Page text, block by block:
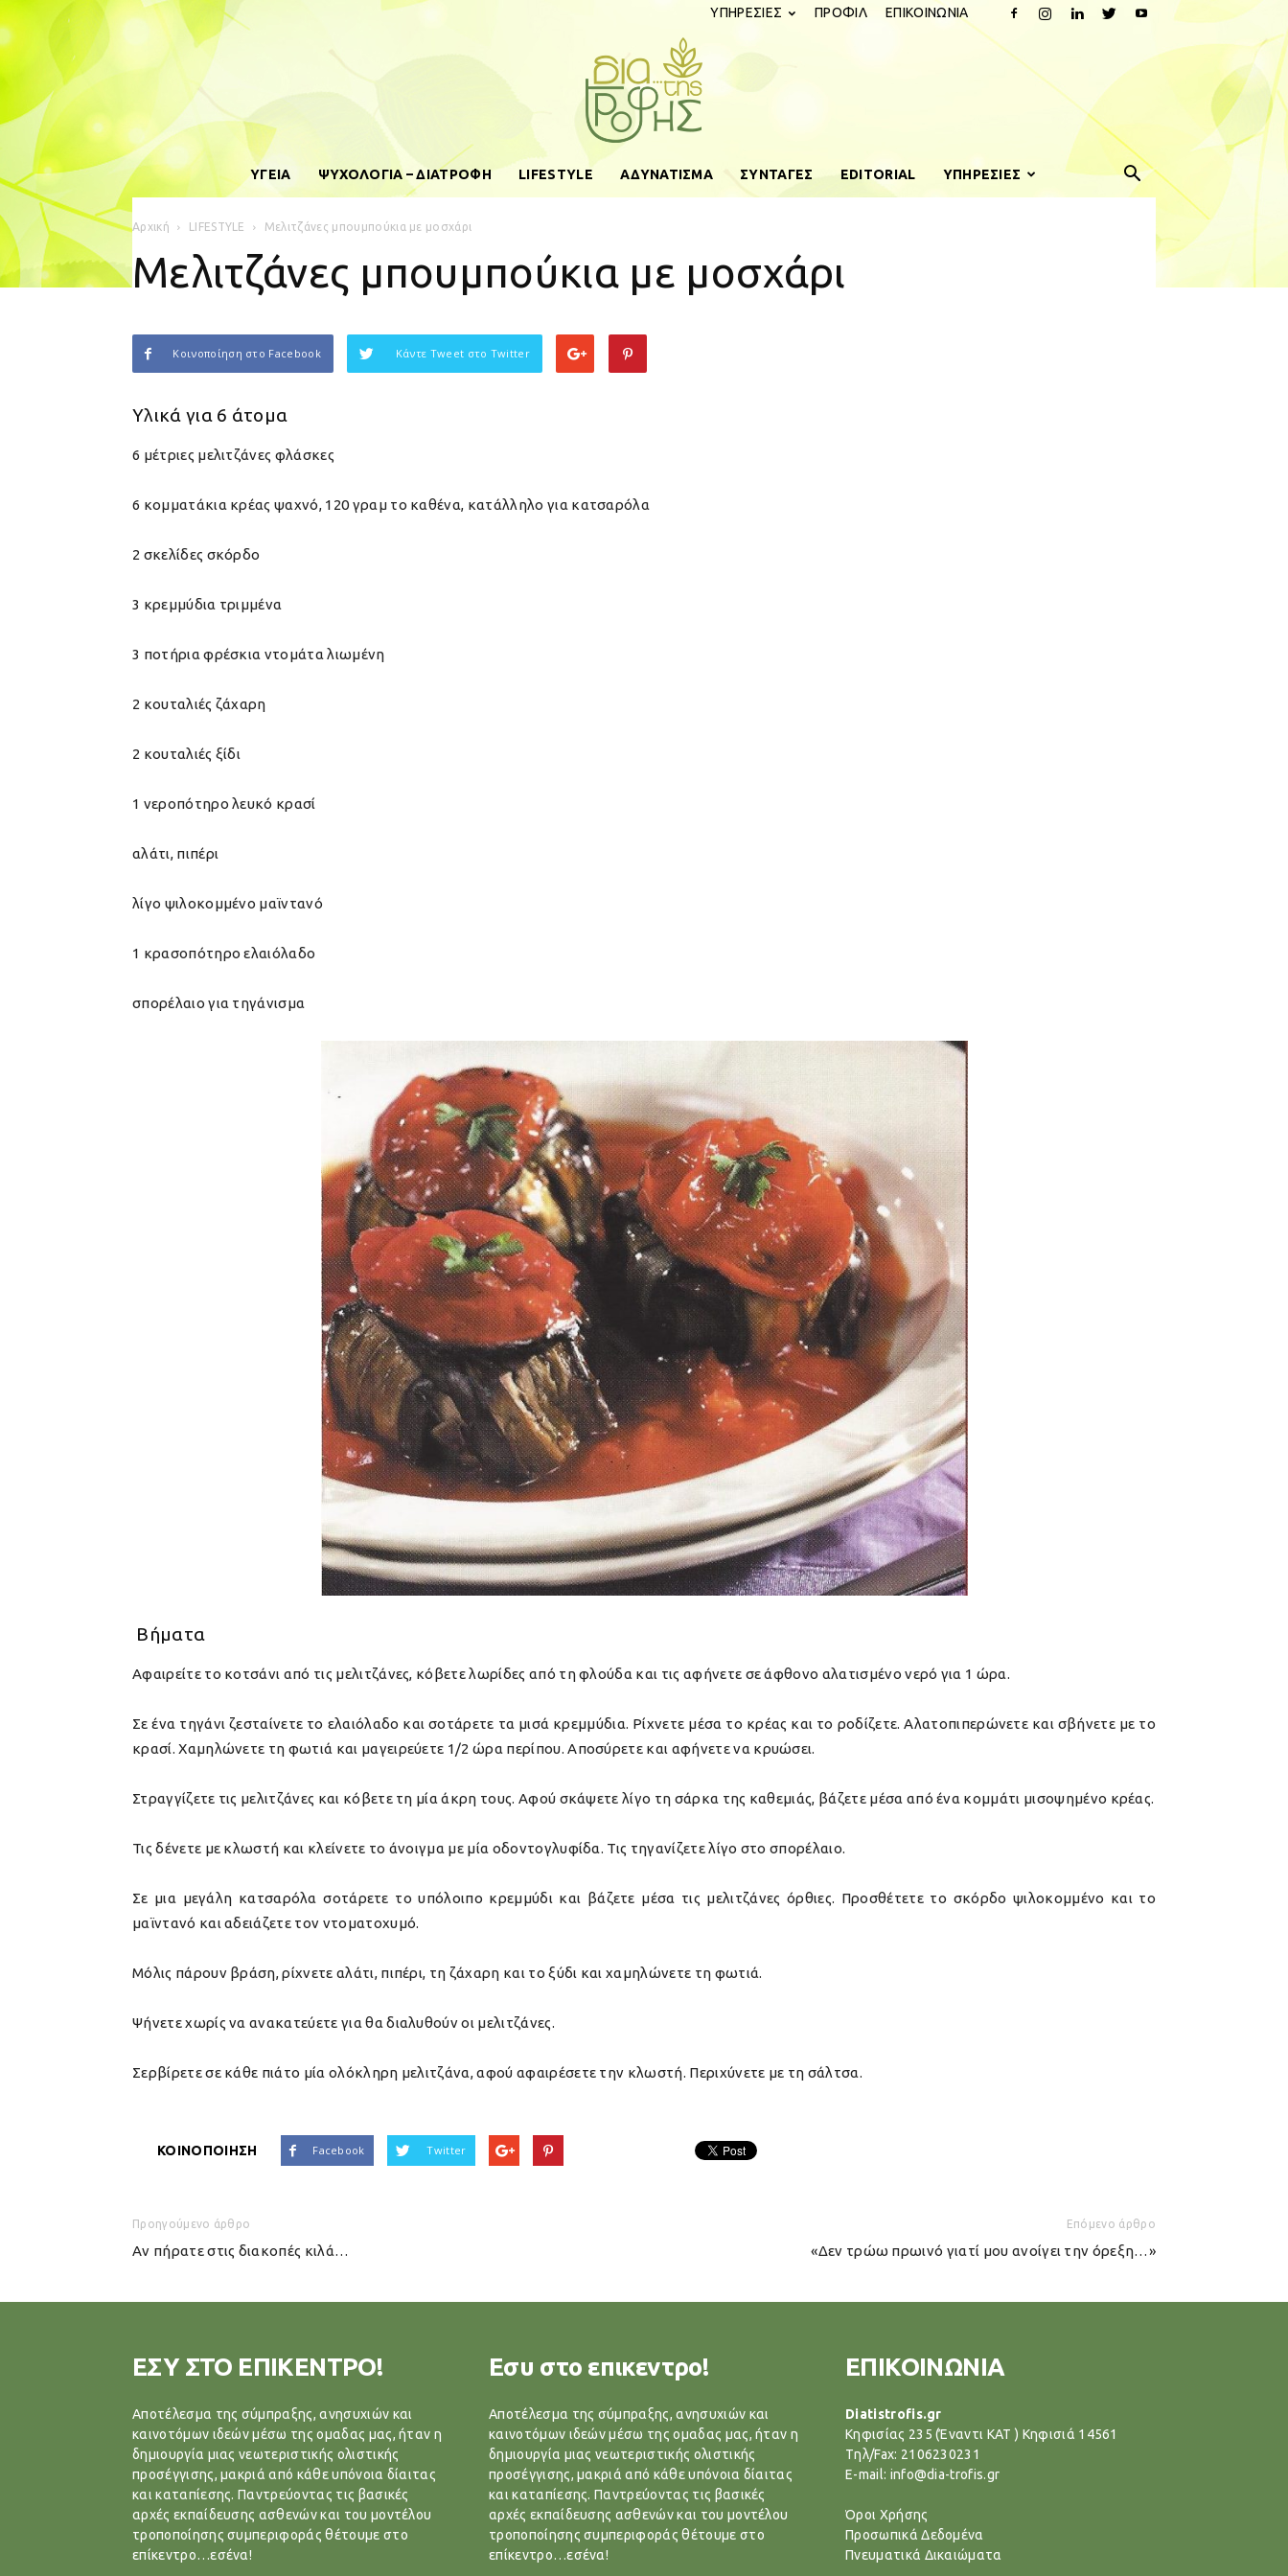
ΥΠΗΡΕΣΙΕΣ ΠΡΟΦΙΛ ΕΠΙΚΟΙΝΩΝΙΑ
ΥΓΕΙΑ ΨΥΧΟΛΟΓΙΑ – ΔΙΑΤΡΟΦΗ LIFESTYLE ΑΔΥΝΑΤΙΣΜΑ ΣΥΝΤΑΓΕΣ EDITORIAL ΥΠΗΡΕΣΙΕΣ
Αρχική LIFESTYLE Μελιτζάνες μπουμπούκια με μοσχάρι
Μελιτζάνες μπουμπούκια με μοσχάρι
Κοινοποίηση στο Facebook Κάντε Tweet στο Twitter
Υλικά για 6 άτομα
6 μέτριες μελιτζάνες φλάσκες
6 κομματάκια κρέας ψαχνό, 120 γραμ το καθένα, κατάλληλο για κατσαρόλα
2 σκελίδες σκόρδο
3 κρεμμύδια τριμμένα
3 ποτήρια φρέσκια ντομάτα λιωμένη
2 κουταλιές ζάχαρη
2 κουταλιές ξίδι
1 νεροπότηρο λευκό κρασί
αλάτι, πιπέρι
λίγο ψιλοκομμένο μαϊντανό
1 κρασοπότηρο ελαιόλαδο
σπορέλαιο για τηγάνισμα
Βήματα
Αφαιρείτε το κοτσάνι από τις μελιτζάνες, κόβετε λωρίδες από τη φλούδα και τις αφήνετε σε άφθονο αλατισμένο νερό για 1 ώρα.
Σε ένα τηγάνι ζεσταίνετε το ελαιόλαδο και σοτάρετε τα μισά κρεμμύδια. Ρίχνετε μέσα το κρέας και το ροδίζετε. Αλατοπιπερώνετε και σβήνετε με το
κρασί. Χαμηλώνετε τη φωτιά και μαγειρεύετε 1/2 ώρα περίπου. Αποσύρετε και αφήνετε να κρυώσει.
Στραγγίζετε τις μελιτζάνες και κόβετε τη μία άκρη τους. Αφού σκάψετε λίγο τη σάρκα της καθεμιάς, βάζετε μέσα από ένα κομμάτι μισοψημένο κρέας.
Τις δένετε με κλωστή και κλείνετε το άνοιγμα με μία οδοντογλυφίδα. Τις τηγανίζετε λίγο στο σπορέλαιο.
Σε μια μεγάλη κατσαρόλα σοτάρετε το υπόλοιπο κρεμμύδι και βάζετε μέσα τις μελιτζάνες όρθιες. Προσθέτετε το σκόρδο ψιλοκομμένο και το
μαϊντανό και αδειάζετε τον ντοματοχυμό.
Μόλις πάρουν βράση, ρίχνετε αλάτι, πιπέρι, τη ζάχαρη και το ξύδι και χαμηλώνετε τη φωτιά.
Ψήνετε χωρίς να ανακατεύετε για θα διαλυθούν οι μελιτζάνες.
Σερβίρετε σε κάθε πιάτο μία ολόκληρη μελιτζάνα, αφού αφαιρέσετε την κλωστή. Περιχύνετε με τη σάλτσα.
ΚΟΙΝΟΠΟΙΗΣΗ Facebook Twitter
Προηγούμενο άρθρο
Αν πήρατε στις διακοπές κιλά…
Επόμενο άρθρο
«Δεν τρώω πρωινό γιατί μου ανοίγει την όρεξη…»
ΕΣΥ ΣΤΟ ΕΠΙΚΕΝΤΡΟ!
Αποτέλεσμα της σύμπραξης, ανησυχιών και
καινοτόμων ιδεών μέσω της ομαδας μας, ήταν η
δημιουργία μιας νεωτεριστικής ολιστικής
προσέγγισης, μακριά από κάθε υπόνοια δίαιτας
και καταπίεσης. Παντρεύοντας τις βασικές
αρχές εκπαίδευσης ασθενών και του μοντέλου
τροποποίησης συμπεριφοράς θέτουμε στο
επίκεντρο…εσένα!
Εσυ στο επικεντρο!
Αποτέλεσμα της σύμπραξης, ανησυχιών και
καινοτόμων ιδεών μέσω της ομαδας μας, ήταν η
δημιουργία μιας νεωτεριστικής ολιστικής
προσέγγισης, μακριά από κάθε υπόνοια δίαιτας
και καταπίεσης. Παντρεύοντας τις βασικές
αρχές εκπαίδευσης ασθενών και του μοντέλου
τροποποίησης συμπεριφοράς θέτουμε στο
επίκεντρο…εσένα!
ΕΠΙΚΟΙΝΩΝΙΑ
Diatistrofis.gr
Κηφισίας 235 (Έναντι ΚΑΤ ) Κηφισιά 14561
Tηλ/Fax: 2106230231
E-mail: info@dia-trofis.gr
Όροι Χρήσης
Προσωπικά Δεδομένα
Πνευματικά Δικαιώματα